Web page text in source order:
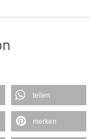
teilen
merken